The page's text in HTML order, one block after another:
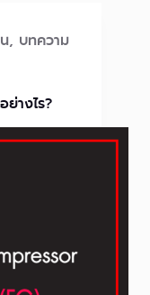
, บทความ
างไร?